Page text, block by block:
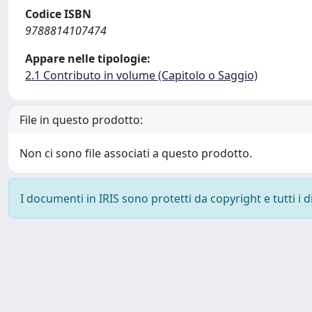
Codice ISBN
9788814107474
Appare nelle tipologie:
2.1 Contributo in volume (Capitolo o Saggio)
File in questo prodotto:
Non ci sono file associati a questo prodotto.
I documenti in IRIS sono protetti da copyright e tutti i